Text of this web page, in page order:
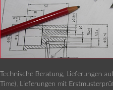
Technische Beratung, Lieferungen
Time), Lieferungen mit